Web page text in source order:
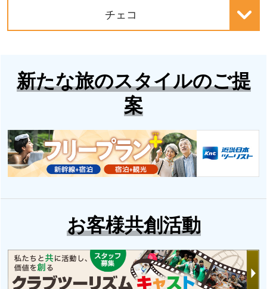
チェコ
新たな旅のスタイルのご提
案
お客様共創活動